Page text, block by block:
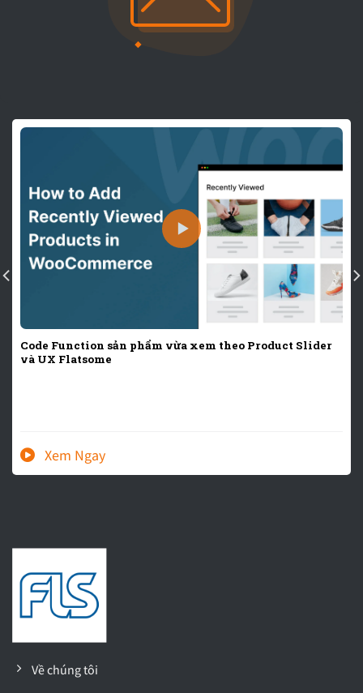
Code Function sản phẩm vừa xem theo Product Slider
và UX Flatsome
Về chúng tôi